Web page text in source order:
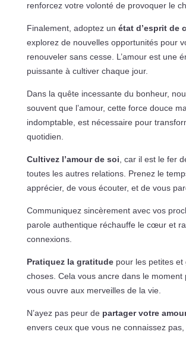
renforcez votre volonté de provoquer le
Finalement, adoptez un état d’esprit de
explorez de nouvelles opportunités pour
renouveler sans cesse. L’amour est une
puissante à cultiver chaque jour.
Dans la quête incessante du bonheur,
souvent que l’amour, cette force douce
indomptable, est nécessaire pour
quotidien.
Cultivez l’amour de soi , car il est le fer
toutes les autres relations. Prenez le
apprécier, de vous écouter, et de vous
Communiquez sincèrement avec vos
parole authentique réchauffe le cœur et
connexions.
Pratiquez la gratitudepour les petites et
choses. Cela vous ancre dans le moment
vous ouvre aux merveilles de la vie.
N’ayez pas peur de partager votre
envers ceux que vous ne connaissez